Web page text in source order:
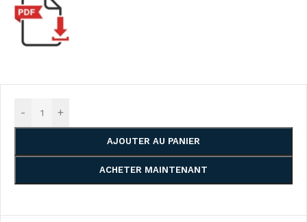
- +
AJOUTER AU PANIER
ACHETER MAINTENANT